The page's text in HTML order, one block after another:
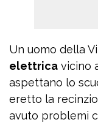
Un uomo della
elettrica vicino
aspettano lo
eretto la
avuto problemi